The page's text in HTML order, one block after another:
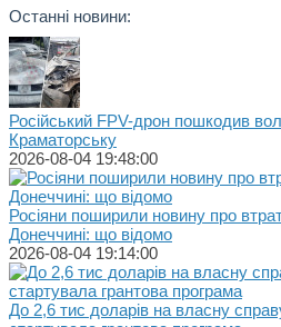
Останні новини:
Російський FPV-дрон пошкодив
Краматорську
2026-08-04 19:48:00
Росіяни поширили новину про
Донеччині: що відомо
2026-08-04 19:14:00
До 2,6 тис доларів на власну